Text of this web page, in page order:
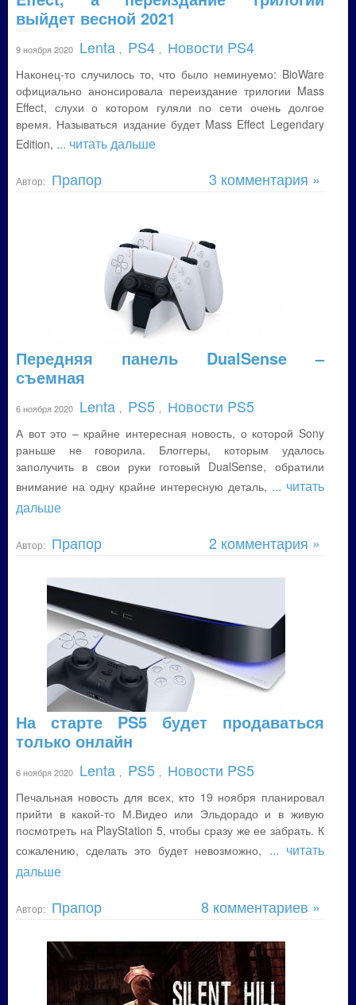
выйдет весной 2021
9 ноября 2020 Lenta PS4 Новости PS4
Наконец-то случилось то, что было неминуемо: BioWare
официально анонсировала переиздание трилогии Mass
Effect, слухи о котором гуляли по сети очень долгое
время. Называться издание будет Mass Effect Legendary
Edition, ... читать дальше
Автор: Прапор 3 комментария »
Передняя панель DualSense –
съемная
6 ноября 2020 Lenta PS5 Новости PS5
А вот это – крайне интересная новость, о которой Sony
раньше не говорила. Блоггеры, которым удалось
заполучить в свои руки готовый DualSense, обратили
внимание на одну крайне интересную деталь, ... читать
дальше
Автор: Прапор 2 комментария »
На старте PS5 будет продаваться
только онлайн
6 ноября 2020 Lenta PS5 Новости PS5
Печальная новость для всех, кто 19 ноября планировал
прийти в какой-то М.Видео или Эльдорадо и в живую
посмотреть на PlayStation 5, чтобы сразу же ее забрать. К
сожалению, сделать это будет невозможно, ... читать
дальше
Автор: Прапор 8 комментариев »